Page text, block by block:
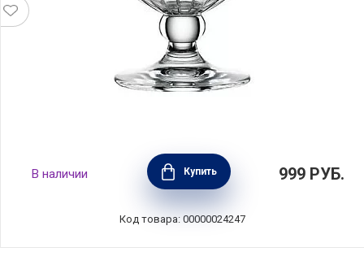
Креманка Milano 384 мл, диаметр 10,5 см,
хрустальное стекло, Spiegelau, Германия,
2738041
В наличии Купить 999 РУБ.
Код товара: 00000024247